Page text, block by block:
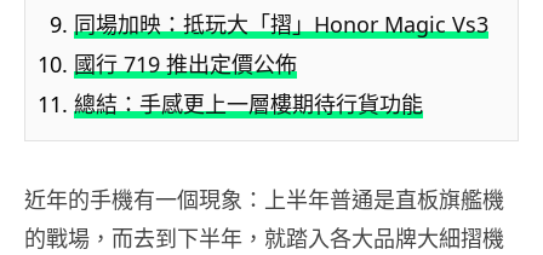
同場加映：抵玩大「摺」Honor Magic Vs3
國行 719 推出定價公佈
總結：手感更上一層樓期待行貨功能
近年的手機有一個現象：上半年普通是直板旗艦機
的戰場，而去到下半年，就踏入各大品牌大細摺機